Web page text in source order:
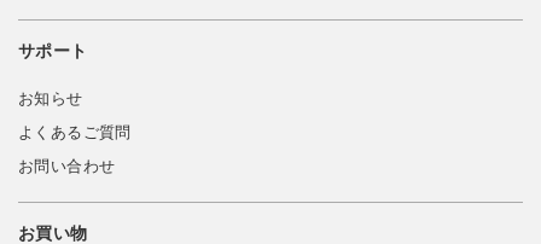
サポート
お知らせ
よくあるご質問
お問い合わせ
お買い物